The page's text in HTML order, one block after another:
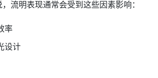
流明表现通常会受到这些因素影响：
率
设计